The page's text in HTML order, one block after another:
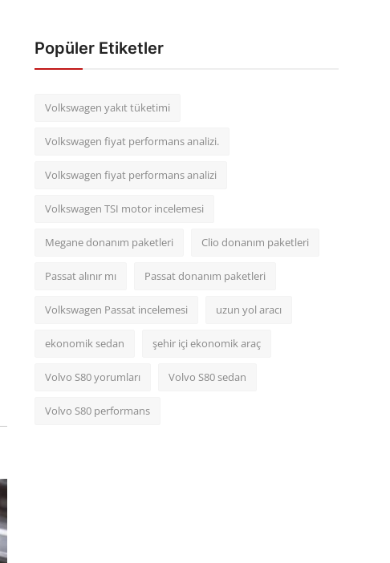
Popüler Etiketler
Volkswagen yakıt tüketimi
Volkswagen fiyat performans analizi.
Volkswagen fiyat performans analizi
Volkswagen TSI motor incelemesi
Megane donanım paketleri Clio donanım paketleri
Passat alınır mı Passat donanım paketleri
Volkswagen Passat incelemesi uzun yol aracı
ekonomik sedan şehir içi ekonomik araç
Volvo S80 yorumları Volvo S80 sedan
Volvo S80 performans